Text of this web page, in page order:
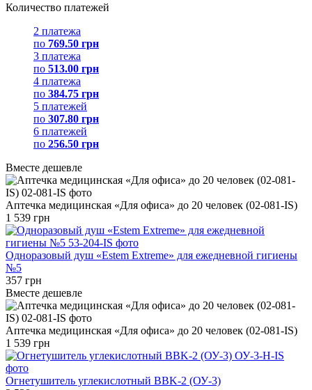
Количество платежей
2 платежа
по 769.50 грн
3 платежа
по 513.00 грн
4 платежа
по 384.75 грн
5 платежей
по 307.80 грн
6 платежей
по 256.50 грн
Вместе дешевле
Аптечка медицинская «Для офиса» до 20 человек (02-081-IS)
1 539 грн
Одноразовый душ «Estem Extreme» для ежедневной гигиены
№5
357 грн
Вместе дешевле
Аптечка медицинская «Для офиса» до 20 человек (02-081-IS)
1 539 грн
Огнетушитель углекислотный BBK-2 (ОУ-3)